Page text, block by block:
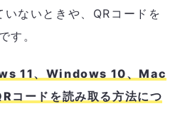
ないときや、QRコードを
す。
11、Windows 10、Mac
コードを読み取る方法につ